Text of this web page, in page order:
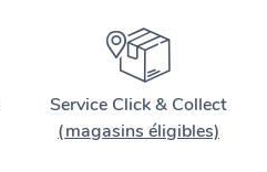
Service Click & Collect
(magasins éligibles)